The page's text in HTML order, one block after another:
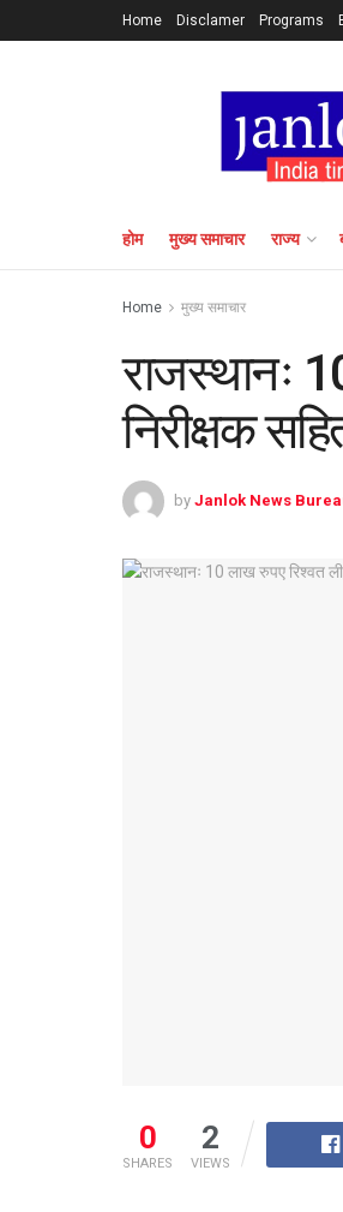
Home Disclamer Programs
होम मुख्य समाचार राज्य
Home मुख्य समाचार
राजस्थानः
निरीक्षक
by Janlok News
0
SHARES
2
VIEWS